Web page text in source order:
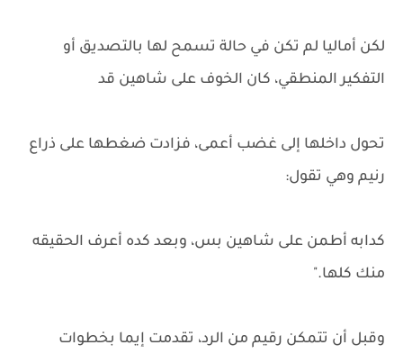
لكن أماليا لم تكن في حالة تسمح لها بالتصديق أو
التفكير المنطقي، كان الخوف على شاهين قد
تحول داخلها إلى غضب أعمى، فزادت ضغطها على ذراع
رنيم وهي تقول:
كدابه أطمن على شاهين بس، وبعد كده أعرف الحقيقه
منك كلها."
وقبل أن تتمكن رقيم من الرد، تقدمت إيما بخطوات